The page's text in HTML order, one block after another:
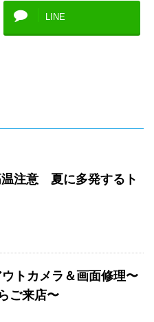
LINE
注意 夏に多発するト
トカメラ＆画面修理〜
ご来店〜